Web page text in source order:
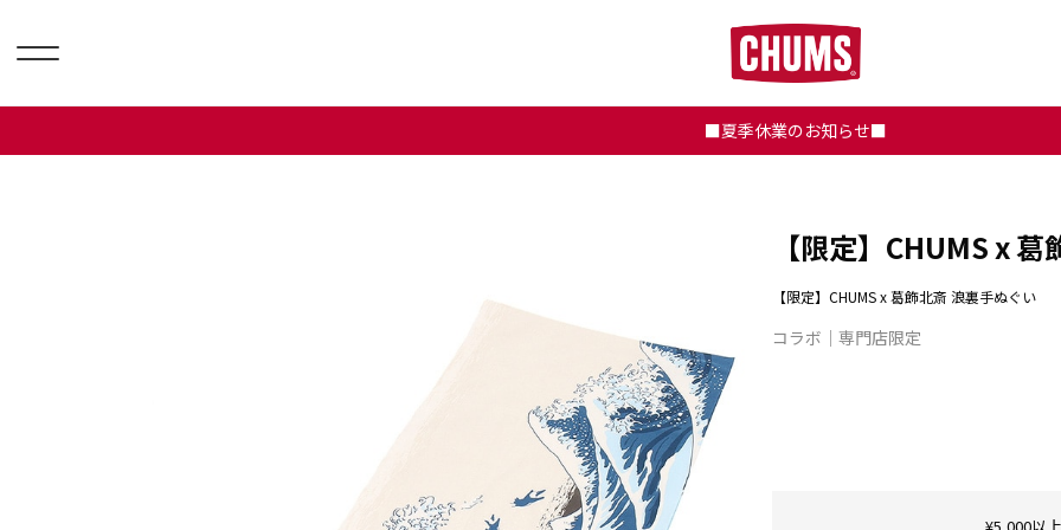
■夏季休業のお知らせ■
【限定】CHUMS x
【限定】CHUMS x 葛飾北斎 浪裏手ぬぐい
コラボ 専門店限定